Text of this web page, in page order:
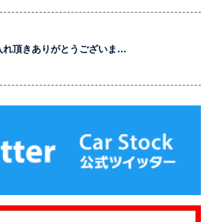
れ頂きありがとうございま…